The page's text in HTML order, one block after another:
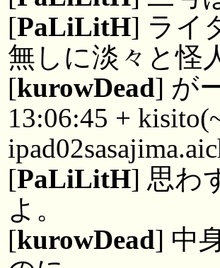
[PaLiLitH] ライ
無しに淡々と怪
[kurowDead] が
13:06:45 +
[PaLiLitH] 思わ
よ。
[kurowDead] 中